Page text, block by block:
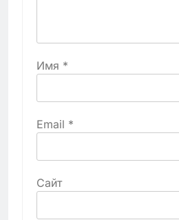
Имя *
Email *
Сайт